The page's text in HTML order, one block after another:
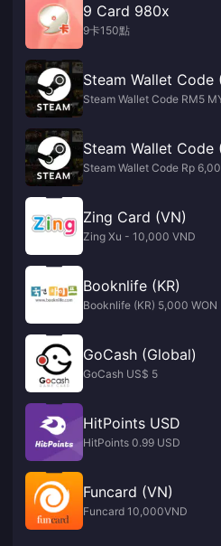
9 Card 980x
9卡150點
Steam Wallet Code
Steam Wallet Code RM5
Steam Wallet Code
Steam Wallet Code Rp
Zing Card (VN)
Zing Xu - 10,000 VND
Booknlife (KR)
Booknlife (KR) 5,000 WON
GoCash (Global)
GoCash US$ 5
HitPoints USD
HitPoints 0.99 USD
Funcard (VN)
Funcard 10,000VND